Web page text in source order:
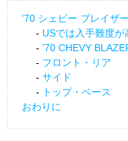
’70 シェビー ブレイザ
USでは入手難度が
’70 CHEVY
フロント・リア
サイド
トップ・ベース
おわりに